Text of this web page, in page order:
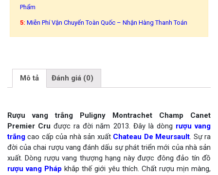
Phẩm
5: Miễn Phí Vận Chuyển Toàn Quốc – Nhận Hàng Thanh Toán
Mô tả Đánh giá (0)
Rượu vang trắng Puligny Montrachet Champ Canet
Premier Cru được ra đời năm 2013. Đây là dòng rượu vang
trắng cao cấp của nhà sản xuất Chateau De Meursault. Sự ra
đời của chai rượu vang đánh dấu sự phát triển mới của nhà sản
xuất. Dòng rượu vang thượng hạng này được đông đảo tín đồ
rượu vang Pháp khắp thế giới yêu thích. Chất rượu mịn màng,